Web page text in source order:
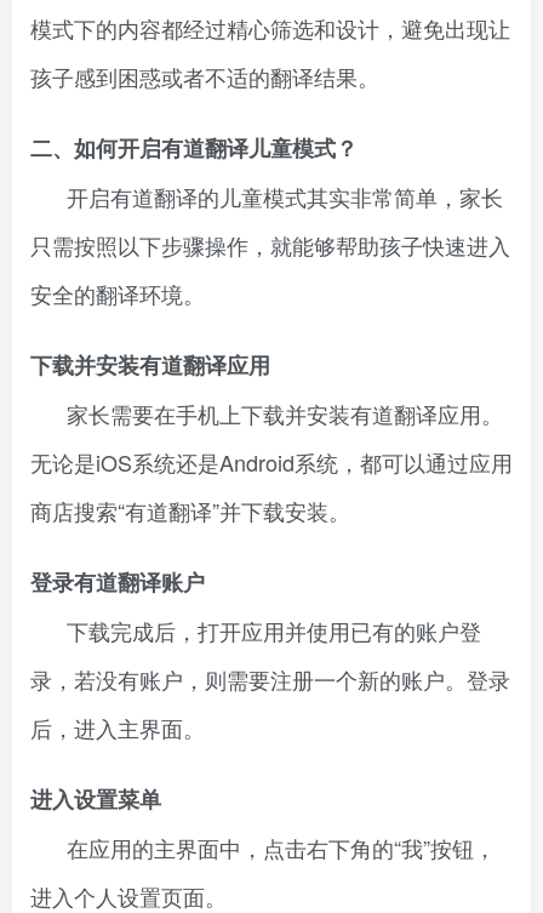
模式下的内容都经过精心筛选和设计，避免出现让
孩子感到困惑或者不适的翻译结果。
二、如何开启有道翻译儿童模式？
开启有道翻译的儿童模式其实非常简单，家长
只需按照以下步骤操作，就能够帮助孩子快速进入
安全的翻译环境。
下载并安装有道翻译应用
家长需要在手机上下载并安装有道翻译应用。
无论是iOS系统还是Android系统，都可以通过应用
商店搜索“有道翻译”并下载安装。
登录有道翻译账户
下载完成后，打开应用并使用已有的账户登
录，若没有账户，则需要注册一个新的账户。登录
后，进入主界面。
进入设置菜单
在应用的主界面中，点击右下角的“我”按钮，
进入个人设置页面。